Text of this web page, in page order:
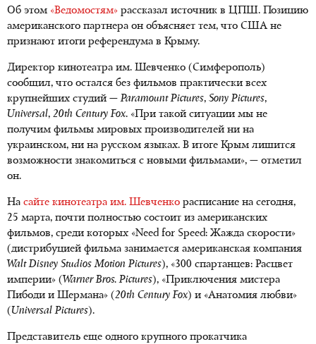
Об этом «Ведомостям» рассказал источник в ЦПШ. Позицию
американского партнера он объясняет тем, что США не
признают итоги референдума в Крыму.
Директор кинотеатра им. Шевченко (Симферополь)
сообщил, что остался без фильмов практически всех
крупнейших студий —Paramount Pictures, Sony Pictures,
Universal, 20th Century Fox. «При такой ситуации мы не
получим фильмы мировых производителей ни на
украинском, ни на русском языках. В итоге Крым лишится
возможности знакомиться с новыми фильмами», — отметил
он.
На сайте кинотеатра им. Шевченко расписание на сегодня,
25 марта, почти полностью состоит из американских
фильмов, среди которых «Need for Speed: Жажда скорости»
(дистрибуцией фильма занимается американская компания
Walt Disney Studios Motion Pictures), «300 спартанцев: Расцвет
империи» ( Warner Bros. Pictures), «Приключения мистера
Пибоди и Шермана» (20th Century Fox) и «Анатомия любви»
( Universal Pictures).
Представитель еще одного крупного прокатчика